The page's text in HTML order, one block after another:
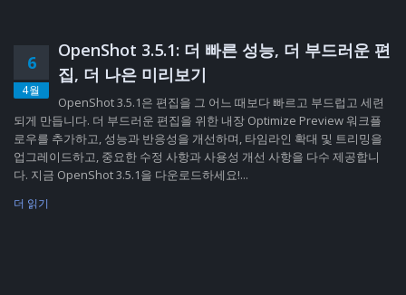
6
4월
OpenShot 3.5.1: 더 빠른 성능, 더 부드러운 편
집, 더 나은 미리보기
OpenShot 3.5.1은 편집을 그 어느 때보다 빠르고 부드럽고 세련
되게 만듭니다. 더 부드러운 편집을 위한 내장 Optimize Preview 워크플
로우를 추가하고, 성능과 반응성을 개선하며, 타임라인 확대 및 트리밍을
업그레이드하고, 중요한 수정 사항과 사용성 개선 사항을 다수 제공합니
다. 지금 OpenShot 3.5.1을 다운로드하세요!...
더 읽기